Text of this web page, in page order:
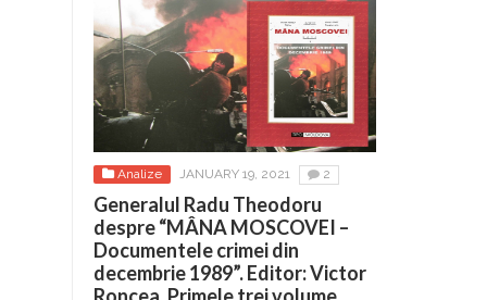
Analize JANUARY 19, 2021 2
Generalul Radu Theodoru
despre “MÂNA MOSCOVEI –
Documentele crimei din
decembrie 1989”. Editor: Victor